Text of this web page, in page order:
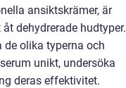
ansiktskrämer, är
dehydrerade hudtyper.
olika typerna och
unikt, undersöka
deras effektivitet.